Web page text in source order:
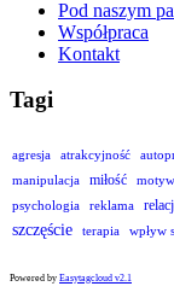
Pod naszym
Współpraca
Kontakt
Tagi
agresja atrakcyjność
manipulacja
miłość
psychologia
reklama
szczęście terapia wpływ
Powered by Easytagcloud v2.1